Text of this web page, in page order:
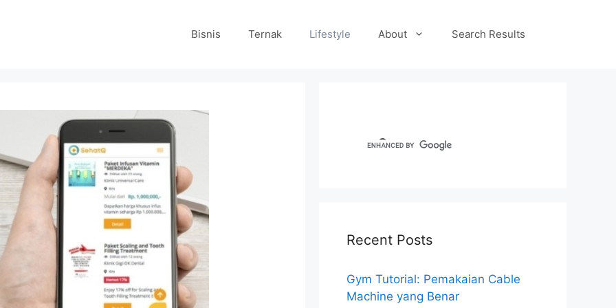
Bisnis Ternak Lifestyle About Search Results
Recent Posts
Gym Tutorial: Pemakaian Cable
Machine yang Benar